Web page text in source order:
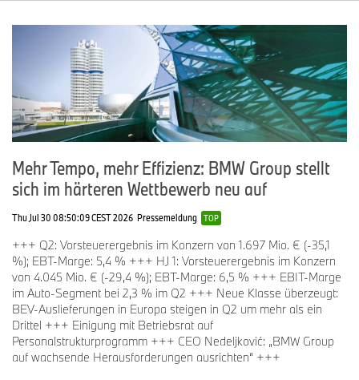
Mehr Tempo, mehr Effizienz: BMW Group stellt
sich im härteren Wettbewerb neu auf
Thu Jul 30 08:50:09 CEST 2026 Pressemeldung TOP
+++ Q2: Vorsteuerergebnis im Konzern von 1.697 Mio. € (-35,1
%); EBT-Marge: 5,4 % +++ HJ 1: Vorsteuerergebnis im Konzern
von 4.045 Mio. € (-29,4 %); EBT-Marge: 6,5 % +++ EBIT-Marge
im Auto-Segment bei 2,3 % im Q2 +++ Neue Klasse überzeugt:
BEV-Auslieferungen in Europa steigen in Q2 um mehr als ein
Drittel +++ Einigung mit Betriebsrat auf
Personalstrukturprogramm +++ CEO Nedeljković: „BMW Group
auf wachsende Herausforderungen ausrichten“ +++